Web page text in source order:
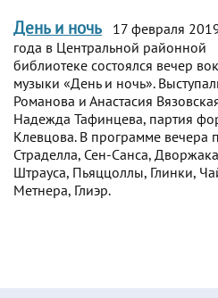
День и ночь
17 февраля
года в Центральной районной
библиотеке состоялся вечер
музыки «День и ночь».
Романова и Анастасия
Надежда Тафинцева, партия
Клевцова. В программе вечера
Страделла, Сен-Санса,
Штрауса, Пьяццоллы, Глинки,
Метнера, Глиэр.